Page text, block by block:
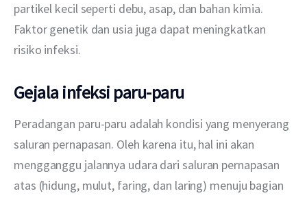
partikel kecil seperti debu, asap, dan bahan kimia.
Faktor genetik dan usia juga dapat meningkatkan
risiko infeksi.
Gejala infeksi paru-paru
Peradangan paru-paru adalah kondisi yang menyerang
saluran pernapasan. Oleh karena itu, hal ini akan
mengganggu jalannya udara dari saluran pernapasan
atas (hidung, mulut, faring, dan laring) menuju bagian